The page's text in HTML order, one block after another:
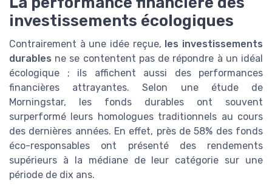
investissements écologiques
Contrairement à une idée reçue, les investissements
durables ne se contentent pas de répondre à un idéal
écologique ; ils affichent aussi des performances
financières attrayantes. Selon une étude de
Morningstar, les fonds durables ont souvent
surperformé leurs homologues traditionnels au cours
des dernières années. En effet, près de 58% des fonds
éco-responsables ont présenté des rendements
supérieurs à la médiane de leur catégorie sur une
période de dix ans.